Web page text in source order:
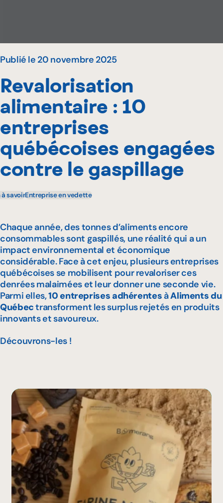
Publié le 20 novembre 2025
Revalorisation
alimentaire : 10
entreprises
québécoises engagées
contre le gaspillage
à savoirEntreprise en vedette
Chaque année, des tonnes d’aliments encore
consommables sont gaspillés, une réalité qui a un
impact environnemental et économique
considérable. Face à cet enjeu, plusieurs entreprises
québécoises se mobilisent pour revaloriser ces
denrées malaimées et leur donner une seconde vie.
Parmi elles,10 entreprises adhérentes àAliments du
Québectransforment les surplus rejetés en produits
innovants et savoureux.
Découvrons-les !